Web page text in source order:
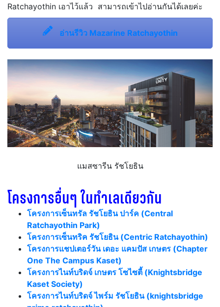
Ratchayothin เอาไว้แล้ว สามารถเข้าไปอ่านกันได้เลยค่ะ
อ่านรีวิว Mazarine Ratchayothin
แมสซารีน รัชโยธิน
โครงการอื่นๆ ในทำเลเดียวกัน
โครงการเซ็นทรัล รัชโยธิน ปาร์ค (Central
Ratchayothin Park)
โครงการเซ็นทริค รัชโยธิน (Centric Ratchayothin)
โครงการแชปเตอร์วัน เดอะ แคมปัส เกษตร (Chapter
One The Campus Kaset)
โครงการไนท์บริดจ์ เกษตร โซไซตี้ (Knightsbridge
Kaset Society)
โครงการไนท์บริดจ์ ไพร์ม รัชโยธิน (knightsbridge